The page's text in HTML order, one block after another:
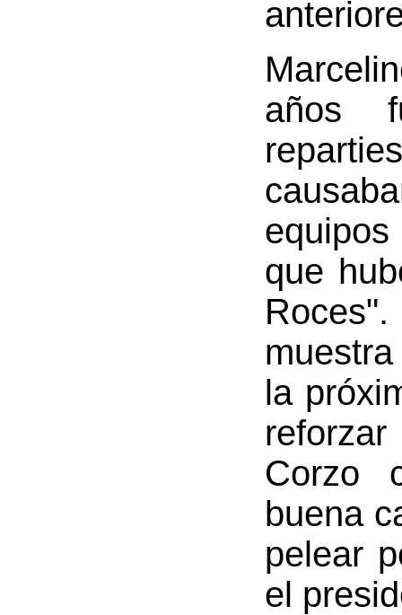
años
que
la
Corzo
buena
pelear
el